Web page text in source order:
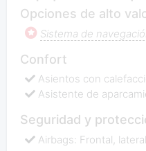
Opciones de alto
Sistema de
Confort
Asientos con
Asistente de
Seguridad y
Airbags: Frontal,